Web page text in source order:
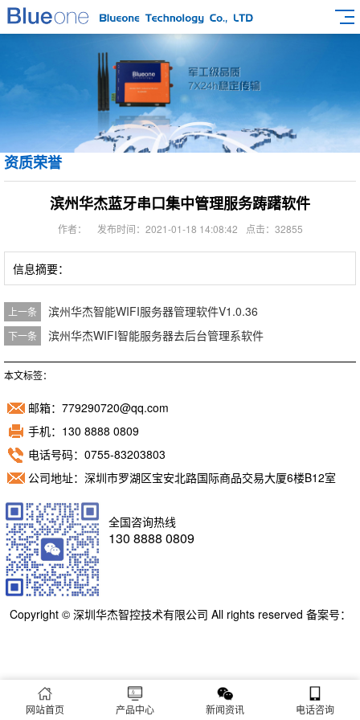
资质荣誉
滨州华杰蓝牙串口集中管理服务踌躇软件
作者： 发布时间：2021-01-18 14:08:42 点击：32855
信息摘要：
上一条 滨州华杰智能WIFI服务器管理软件V1.0.36
下一条 滨州华杰WIFI智能服务器去后台管理系软件
本文标签：
邮箱：779290720@qq.com
手机：130 8888 0809
电话号码：0755-83203803
公司地址：深圳市罗湖区宝安北路国际商品交易大厦6楼B12室
全国咨询热线
130 8888 0809
Copyright © 深圳华杰智控技术有限公司 All rights reserved 备案号：
网站首页 产品中心 新闻资讯 电话咨询